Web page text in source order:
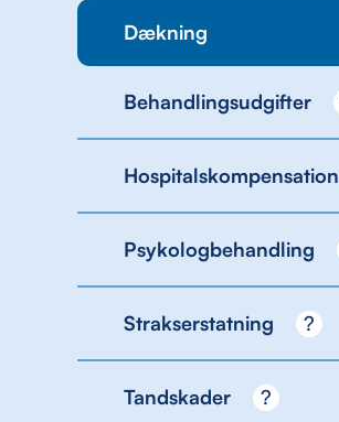
Dækning
Behandlingsudgifter
Hospitalskompensation
Psykologbehandling
Strakserstatning ?
Tandskader ?